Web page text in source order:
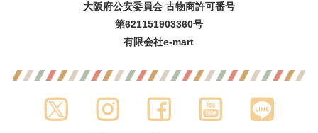
大阪府公安委員会 古物商許可番号
第621151903360号
有限会社e-mart